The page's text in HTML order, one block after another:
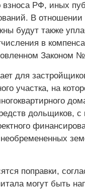
взноса РФ, иных
В отношении
будут также
в
Законом
для
участка, на
дольщиков, с
поправки,
могут быть